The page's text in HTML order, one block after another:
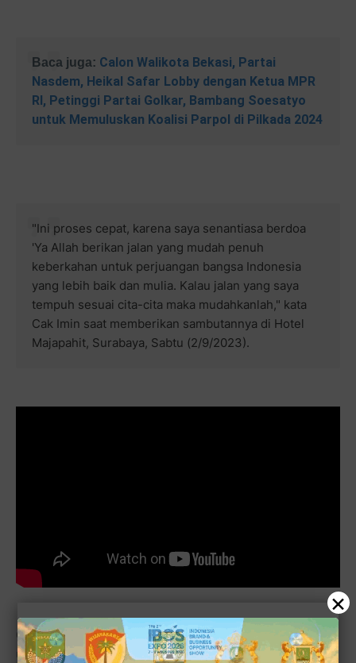
Baca juga: Calon Walikota Bekasi, Partai
Nasdem, Heikal Safar Lobby dengan Ketua MPR
RI, Petinggi Partai Golkar, Bambang Soesatyo
untuk Memuluskan Koalisi Parpol di Pilkada 2024
"Ini proses cepat, karena saya senantiasa berdoa
'Ya Allah berikan jalan yang mudah penuh
keberkahan untuk perjuangan bangsa Indonesia
yang lebih baik dan mulia. Kalau jalan yang saya
tempuh sesuai cita-cita maka mudahkanlah," kata
Cak Imin saat memberikan sambutannya di Hotel
Majapahit, Surabaya, Sabtu (2/9/2023).
Cak Imin mengatakan, saat itu Surya Paloh mengajaknya
untuk bertemu pada Senin malam, 28 Agustus 2023. Tak
×